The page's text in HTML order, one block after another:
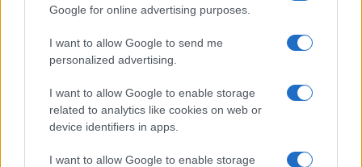
Google for online advertising purposes.
I want to allow Google to send me
personalized advertising.
I want to allow Google to enable storage
related to analytics like cookies on web or
device identifiers in apps.
I want to allow Google to enable storage